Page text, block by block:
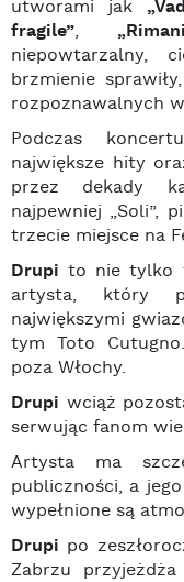
utworami jak
fragile”,
niepowtarzalny,
brzmienie
rozpoznawalnych
Podczas
największe hity
przez dekady
najpewniej „Soli”,
trzecie miejsce na
Drupi to nie tylko
artysta, który
największymi
tym Toto
poza Włochy.
Drupi wciąż
serwując fanom
Artysta ma
publiczności, a
wypełnione są
Drupi po
Zabrzu